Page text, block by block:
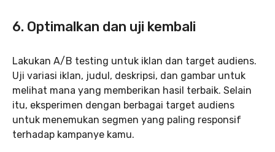
6. Optimalkan dan uji kembali
Lakukan A/B testing untuk iklan dan target audiens.
Uji variasi iklan, judul, deskripsi, dan gambar untuk
melihat mana yang memberikan hasil terbaik. Selain
itu, eksperimen dengan berbagai target audiens
untuk menemukan segmen yang paling responsif
terhadap kampanye kamu.